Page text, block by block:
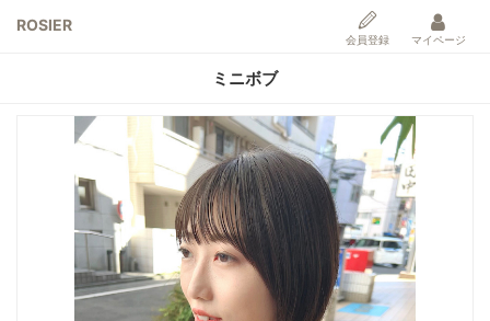
ROSIER
会員登録 マイページ
ミニボブ